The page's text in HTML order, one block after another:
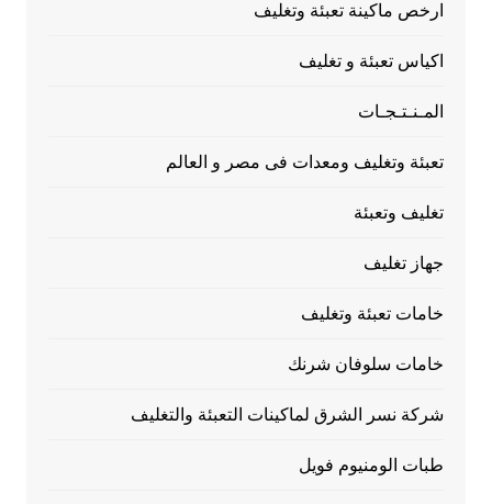
ارخص ماكينة تعبئة وتغليف
اكياس تعبئة و تغليف
المـنـتـجـات
تعبئة وتغليف ومعدات فى مصر و العالم
تغليف وتعبئة
جهاز تغليف
خامات تعبئة وتغليف
خامات سلوفان شرنك
شركة نسر الشرق لماكينات التعبئة والتغليف
طبات الومنيوم فويل